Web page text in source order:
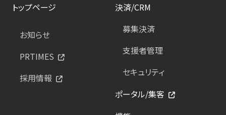
トップページ
お知らせ
PRTIMES
採用情報
決済/CRM
募集決済
支援者管理
セキュリティ
ポータル/集客